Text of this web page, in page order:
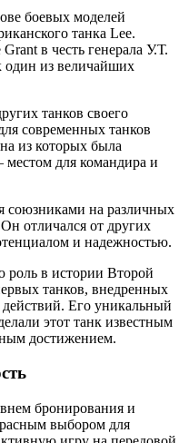
боевых моделей
танка Lee.
в честь генерала У.Т.
один из величайших
танков своего
современных танков
из которых была
местом для командира и
союзниками на различных
отличался от других
и надежностью.
роль в истории Второй
танков, внедренных
Его уникальный
этот танк известным
достижением.
бронирования и
выбором для